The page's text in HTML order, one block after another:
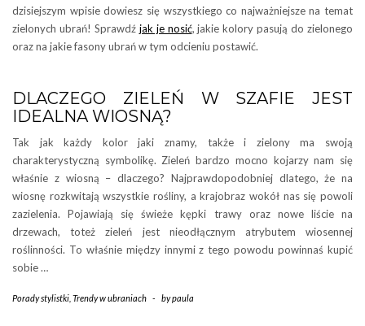
dzisiejszym wpisie dowiesz się wszystkiego co najważniejsze na temat
zielonych ubrań! Sprawdź jak je nosić, jakie kolory pasują do zielonego
oraz na jakie fasony ubrań w tym odcieniu postawić.
DLACZEGO ZIELEŃ W SZAFIE JEST
IDEALNA WIOSNĄ?
Tak jak każdy kolor jaki znamy, także i zielony ma swoją
charakterystyczną symbolikę. Zieleń bardzo mocno kojarzy nam się
właśnie z wiosną – dlaczego? Najprawdopodobniej dlatego, że na
wiosnę rozkwitają wszystkie rośliny, a krajobraz wokół nas się powoli
zazielenia. Pojawiają się świeże kępki trawy oraz nowe liście na
drzewach, toteż zieleń jest nieodłącznym atrybutem wiosennej
roślinności. To właśnie między innymi z tego powodu powinnaś kupić
sobie …
Porady stylistki Trendy w ubraniach - bypaula